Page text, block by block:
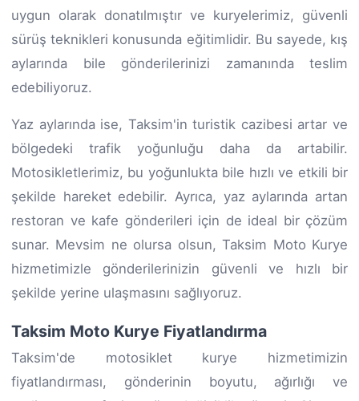
uygun olarak donatılmıştır ve kuryelerimiz, güvenli
sürüş teknikleri konusunda eğitimlidir. Bu sayede, kış
aylarında bile gönderilerinizi zamanında teslim
edebiliyoruz.
Yaz aylarında ise, Taksim'in turistik cazibesi artar ve
bölgedeki trafik yoğunluğu daha da artabilir.
Motosikletlerimiz, bu yoğunlukta bile hızlı ve etkili bir
şekilde hareket edebilir. Ayrıca, yaz aylarında artan
restoran ve kafe gönderileri için de ideal bir çözüm
sunar. Mevsim ne olursa olsun, Taksim Moto Kurye
hizmetimizle gönderilerinizin güvenli ve hızlı bir
şekilde yerine ulaşmasını sağlıyoruz.
Taksim Moto Kurye Fiyatlandırma
Taksim'de motosiklet kurye hizmetimizin
fiyatlandırması, gönderinin boyutu, ağırlığı ve